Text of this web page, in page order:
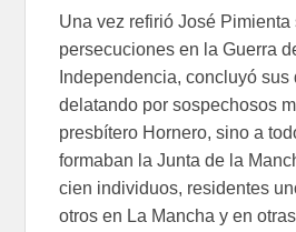
Una vez refirió José Pimienta
persecuciones en la Guerra
Independencia, concluyó
delatando por sospechosos
presbítero Hornero, sino a
formaban la Junta de la
cien individuos, residentes
otros en La Mancha y en